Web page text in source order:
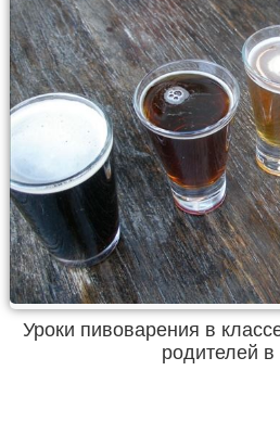
Уроки пивоварения в
родителей